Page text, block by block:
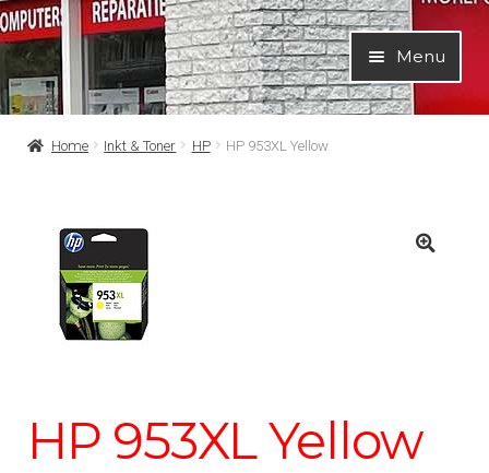
Ga
door
naar
navigatie
Ga
naar
de
inhoud
Menu
Home Inkt & Toner HP HP 953XL Yellow
HP 953XL Yellow